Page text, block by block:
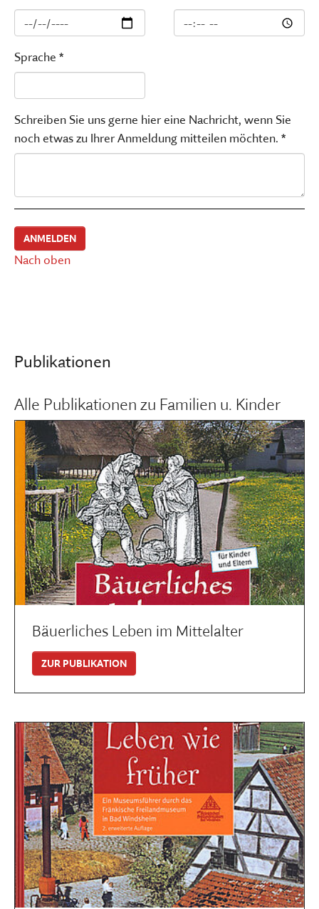
Sprache *
Schreiben Sie uns gerne hier eine Nachricht, wenn Sie
noch etwas zu Ihrer Anmeldung mitteilen möchten. *
Nach oben
Publikationen
Alle Publikationen zu Familien u. Kinder
Bäuerliches Leben im Mittelalter
ZUR PUBLIKATION